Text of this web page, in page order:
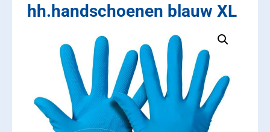
hh.handschoenen blauw XL